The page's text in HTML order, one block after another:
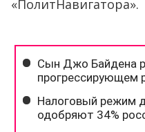
«ПолитНавигатора».